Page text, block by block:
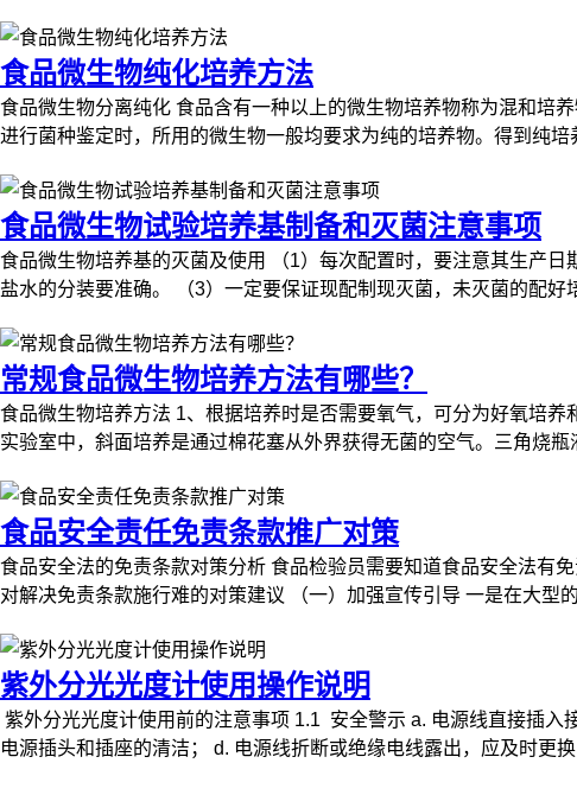
食品微生物纯化培养方法
食品微生物分离纯化 食品含有一种以上的微生物培养物称为混和培
进行菌种鉴定时，所用的微生物一般均要求为纯的培养物。得到纯
食品微生物试验培养基制备和灭菌注意事项
食品微生物培养基的灭菌及使用 （1）每次配置时，要注意其生产
盐水的分装要准确。 （3）一定要保证现配制现灭菌，未灭菌的配
常规食品微生物培养方法有哪些？
食品微生物培养方法 1、根据培养时是否需要氧气，可分为好氧培
实验室中，斜面培养是通过棉花塞从外界获得无菌的空气。三角烧
食品安全责任免责条款推广对策
食品安全法的免责条款对策分析 食品检验员需要知道食品安全法有
对解决免责条款施行难的对策建议 （一）加强宣传引导 一是在大
紫外分光光度计使用操作说明
紫外分光光度计使用前的注意事项 1.1 安全警示 a. 电源线直接插
电源插头和插座的清洁； d. 电源线折断或绝缘电线露出，应及时更